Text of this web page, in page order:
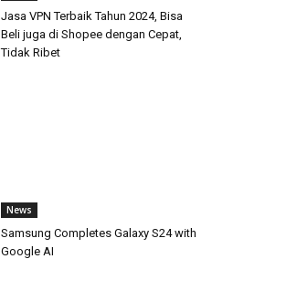
Jasa VPN Terbaik Tahun 2024, Bisa
Beli juga di Shopee dengan Cepat,
Tidak Ribet
News
Samsung Completes Galaxy S24 with
Google AI